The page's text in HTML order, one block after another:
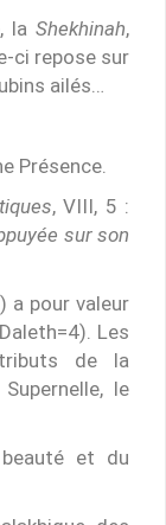
la Shekhinah,
ci repose sur
ailés…
Présence.
, VIII, 5 :
sur son
a pour valeur
Les
de la
le
et du